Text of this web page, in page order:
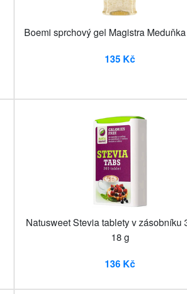
Boemi sprchový gel Magistra
135 Kč
Natusweet Stevia tablety v zásobníku
18 g
136 Kč